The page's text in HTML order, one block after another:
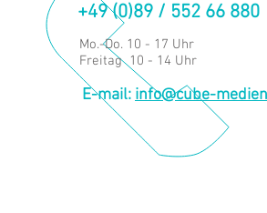
+49 (0)89 / 552 66 880
Mo.-Do. 10 - 17 Uhr
Freitag 10 - 14 Uhr
E-mail: info@cube-